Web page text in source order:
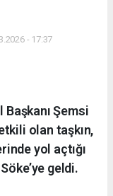
- 17:37
Şemsi
olan taşkın,
yol açtığı
geldi.